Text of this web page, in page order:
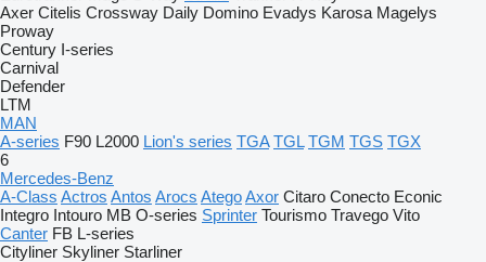
Axer Citelis Crossway Daily Domino Evadys Karosa Magelys
Proway
Century I-series
Carnival
Defender
LTM
MAN
A-series F90 L2000 Lion's series TGA TGL TGM TGS TGX
6
Mercedes-Benz
A-Class Actros Antos Arocs AtegoAxor Citaro Conecto Econic
Integro Intouro MB O-series Sprinter Tourismo Travego Vito
Canter FB L-series
Cityliner Skyliner Starliner